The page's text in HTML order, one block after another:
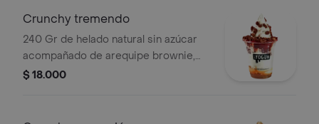
Crunchy tremendo
240 Gr de helado natural sin azúcar
acompañado de arequipe brownie,
mora salvaje y 1 topping de lujo.
$ 18.000